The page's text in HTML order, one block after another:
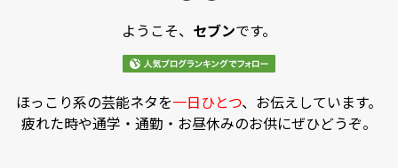
ようこそ、 セブンです。
ほっこり系の芸能ネタを一日ひとつ、お伝えしています。
疲れた時や通学・通勤・お昼休みのお供にぜひどうぞ。